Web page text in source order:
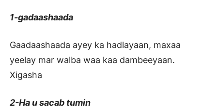
1-gadaashaada
Gaadaashaada ayey ka hadlayaan, maxaa
yeelay mar walba waa kaa dambeeyaan.
Xigasha
2-Ha u sacab tumin